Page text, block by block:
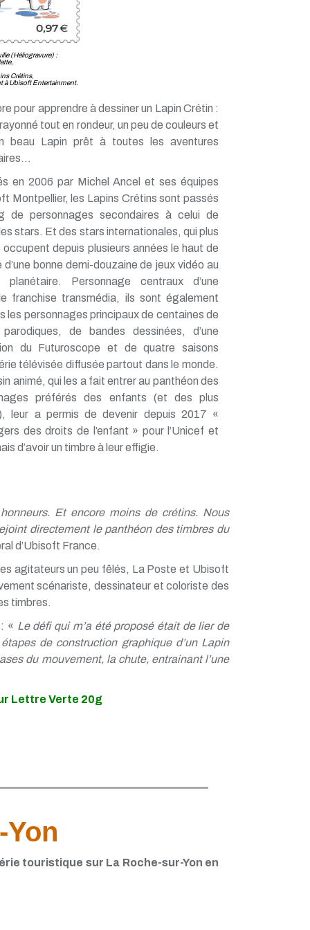
(Héliogravure) :
Crétins,
à Ubisoft Entertainment.
pour apprendre à dessiner un Lapin Crétin :
tout en rondeur, un peu de couleurs et
beau Lapin prêt à toutes les aventures
en 2006 par Michel Ancel et ses équipes
Montpellier, les Lapins Crétins sont passés
de personnages secondaires à celui de
stars. Et des stars internationales, qui plus
depuis plusieurs années le haut de
d’une bonne demi-douzaine de jeux vidéo au
planétaire. Personnage centraux d’une
franchise transmédia, ils sont également
les personnages principaux de centaines de
de bandes dessinées, d’une
du Futuroscope et de quatre saisons
télévisée diffusée partout dans le monde.
animé, qui les a fait entrer au panthéon des
préférés des enfants (et des plus
leur a permis de devenir depuis 2017 «
des droits de l’enfant » pour l’Unicef et
d’avoir un timbre à leur effigie.
Et encore moins de crétins. Nous
directement le panthéon des timbres du
d’Ubisoft France.
agitateurs un peu fêlés, La Poste et Ubisoft
scénariste, dessinateur et coloriste des
timbres.
« Le défi qui m’a été proposé était de lier de
de construction graphique d’un Lapin
du mouvement, la chute, entrainant l’une
Lettre Verte 20g
touristique sur La Roche-sur-Yon en